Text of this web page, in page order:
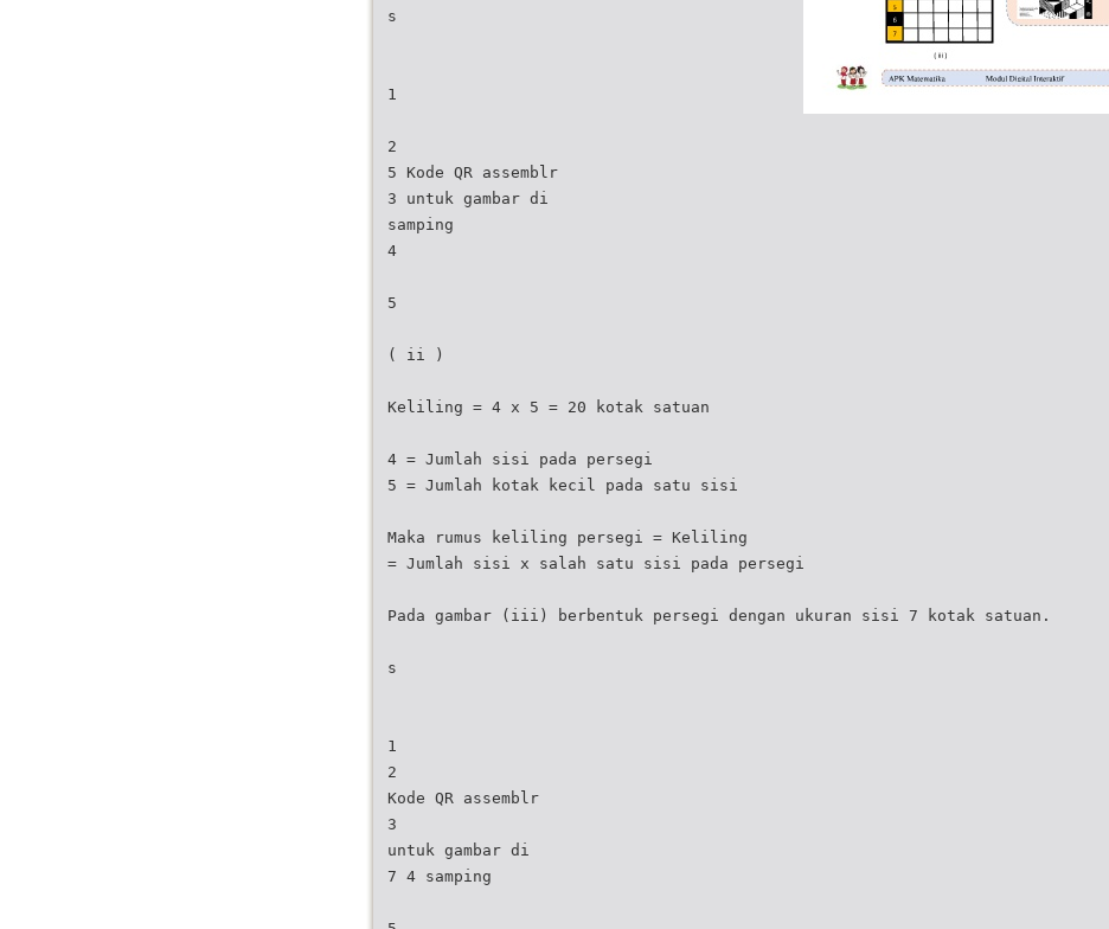
s
1
2
5 Kode QR assemblr
3 untuk gambar di
samping
4
5
( ii )
Keliling = 4 x 5 = 20 kotak satuan
4 = Jumlah sisi pada persegi
5 = Jumlah kotak kecil pada satu sisi
Maka rumus keliling persegi = Keliling
= Jumlah sisi x salah satu sisi pada persegi
Pada gambar (iii) berbentuk persegi dengan ukuran sisi 7 kotak satuan.
s
1
2
Kode QR assemblr
3
untuk gambar di
7 4 samping